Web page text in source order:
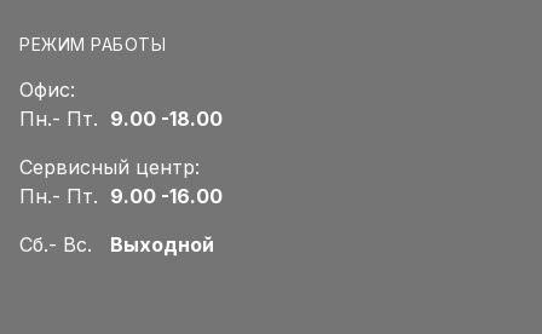
РЕЖИМ РАБОТЫ
Офис:
Пн.- Пт. 9.00 -18.00
Сервисный центр:
Пн.- Пт. 9.00 -16.00
Сб.- Вс. Выходной